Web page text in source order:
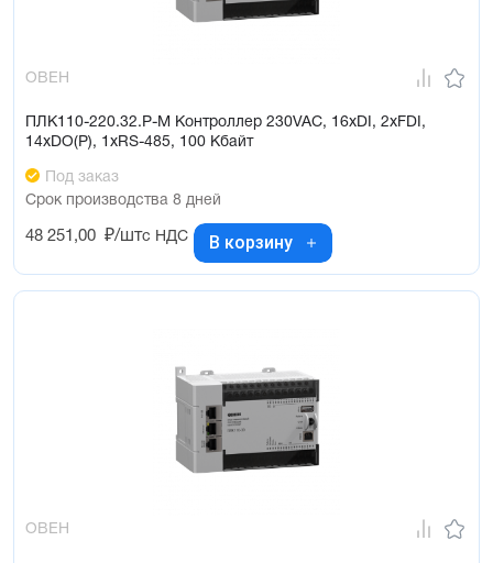
ОВЕН
ПЛК110-220.32.Р-М Контроллер 230VAC, 16xDI, 2xFDI,
14xDO(Р), 1xRS-485, 100 Кбайт
Под заказ
Срок производства 8 дней
48 251,00 ₽/штс НДС В корзину
ОВЕН